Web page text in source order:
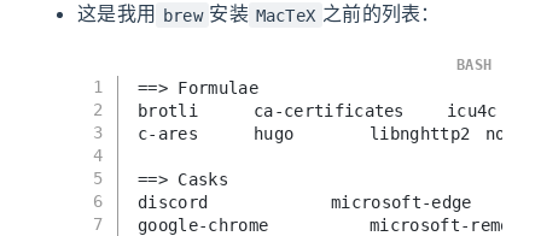
这是我用 brew 安装 MacTeX 之前的列表：
1
2
3
4
5
6
7
==> Formulae
==> Casks
BASH